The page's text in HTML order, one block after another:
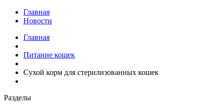
Главная
Новости
Главная
Питание кошек
Сухой корм для стерилизованных кошек
Разделы